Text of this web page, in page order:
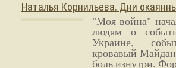
Наталья Корнильева. Дни
"Моя война"
людям о
Украине,
кровавый
боль изнутри.